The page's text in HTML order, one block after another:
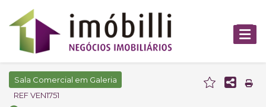
Sala Comercial em Galeria
REF VEN1751